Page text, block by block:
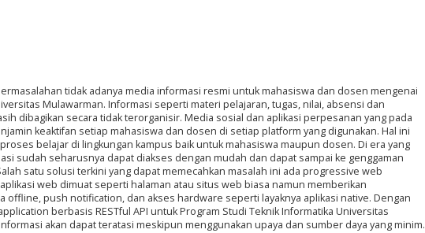
tidak adanya media informasi resmi untuk mahasiswa dan dosen mengenai
Mulawarman. Informasi seperti materi pelajaran, tugas, nilai, absensi dan
dibagikan secara tidak terorganisir. Media sosial dan aplikasi perpesanan yang pada
keaktifan setiap mahasiswa dan dosen di setiap platform yang digunakan. Hal ini
belajar di lingkungan kampus baik untuk mahasiswa maupun dosen. Di era yang
sudah seharusnya dapat diakses dengan mudah dan dapat sampai ke genggaman
satu solusi terkini yang dapat memecahkan masalah ini ada progressive web
web dimuat seperti halaman atau situs web biasa namun memberikan
push notification, dan akses hardware seperti layaknya aplikasi native. Dengan
berbasis RESTful API untuk Program Studi Teknik Informatika Universitas
akan dapat teratasi meskipun menggunakan upaya dan sumber daya yang minim.